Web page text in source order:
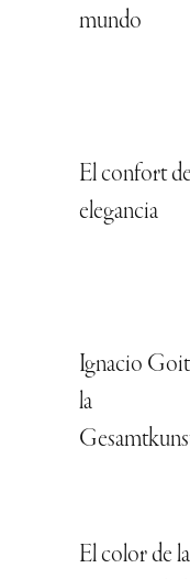
mundo
El confort
elegancia
Ignacio
la
El color de la